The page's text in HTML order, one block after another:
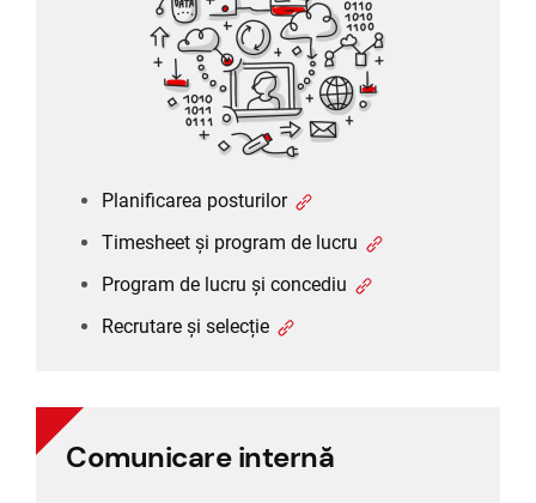
Planificarea posturilor
Timesheet și program de lucru
Program de lucru și concediu
Recrutare și selecție
Program de lucru și concediu
Recrutare și selecție
Comunicare internă
Comunicare internă